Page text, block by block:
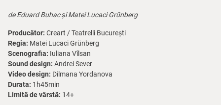
de Eduard Buhac și Matei Lucaci Grünberg
Producător: Creart / Teatrelli București
Regia: Matei Lucaci Grünberg
Scenografia: Iuliana Vîlsan
Sound design: Andrei Sever
Video design: Dilmana Yordanova
Durata: 1h45min
Limită de vârstă: 14+